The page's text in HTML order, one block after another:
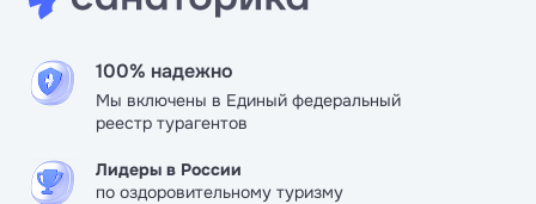
100% надежно
Мы включены в Единый федеральный
реестр турагентов
Лидеры в России
по оздоровительному туризму